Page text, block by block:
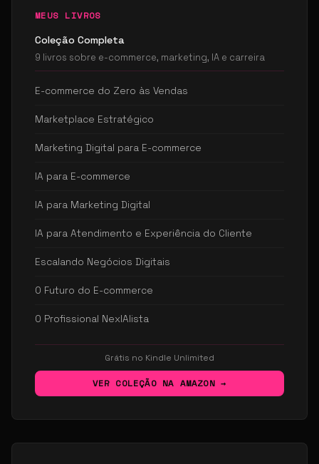
MEUS LIVROS
Coleção Completa
9 livros sobre e-commerce, marketing, IA e carreira
E-commerce do Zero às Vendas
Marketplace Estratégico
Marketing Digital para E-commerce
IA para E-commerce
IA para Marketing Digital
IA para Atendimento e Experiência do Cliente
Escalando Negócios Digitais
O Futuro do E-commerce
O Profissional NexIAlista
Grátis no Kindle Unlimited
VER COLEÇÃO NA AMAZON →